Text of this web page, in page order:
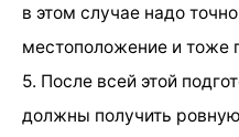
в этом случае надо
местоположение и тоже
5. После всей этой
должны получить